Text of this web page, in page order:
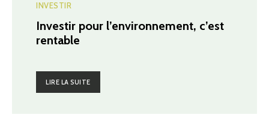
INVESTIR
Investir pour l’environnement, c’est
rentable
LIRE LA SUITE